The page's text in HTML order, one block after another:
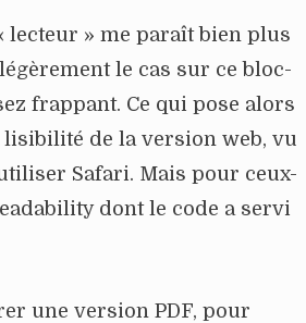
lecteur » me paraît bien plus
le cas sur ce bloc-
frappant. Ce qui pose alors
de la version web, vu
Safari. Mais pour ceux-
dont le code a servi
une version PDF, pour